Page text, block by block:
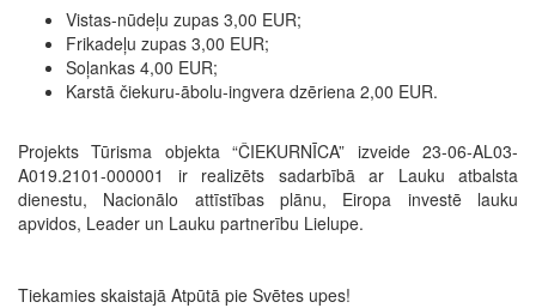
Vistas-nūdeļu zupas 3,00 EUR;
Frikadeļu zupas 3,00 EUR;
Soļankas 4,00 EUR;
Karstā čiekuru-ābolu-ingvera dzēriena 2,00 EUR.
Projekts Tūrisma objekta “ČIEKURNĪCA” izveide 23-06-AL03-
A019.2101-000001 ir realizēts sadarbībā ar Lauku atbalsta
dienestu, Nacionālo attīstības plānu, Eiropa investē lauku
apvidos, Leader un Lauku partnerību Lielupe.
Tiekamies skaistajā Atpūtā pie Svētes upes!